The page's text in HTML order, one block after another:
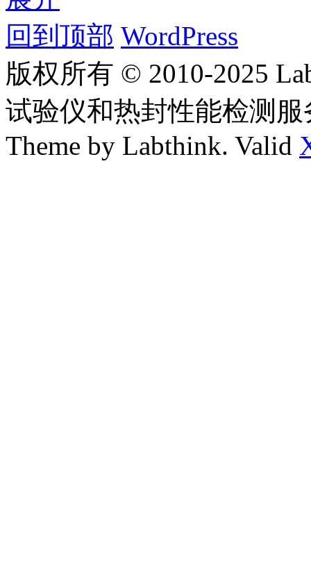
回到顶部 WordPress
版权所有 © 2010-2025
试验仪和热封性能检测
Theme by Labthink. Valid